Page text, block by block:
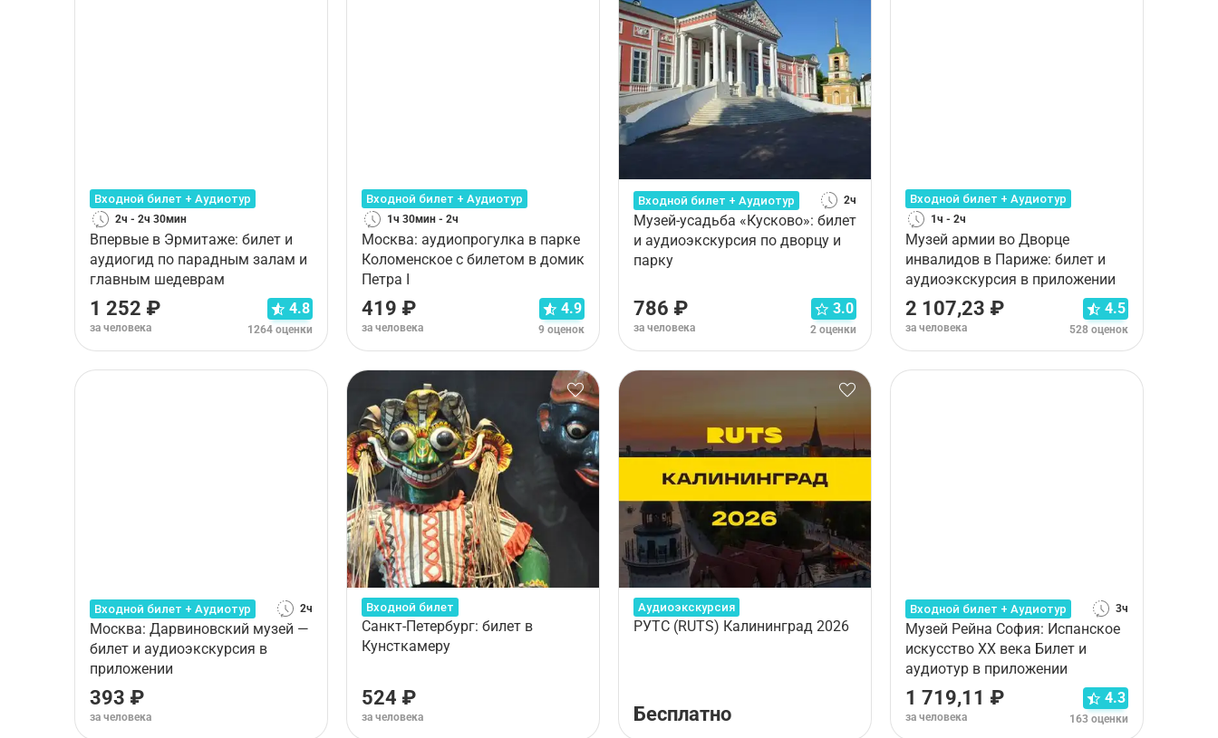
Входной билет + Аудиотур
2ч - 2ч 30мин
Впервые в Эрмитаже: билет и
аудиогид по парадным залам и
главным шедеврам
1 252 ₽
за человека
4.8
1264 оценки
Входной билет + Аудиотур
1ч 30мин - 2ч
Москва: аудиопрогулка в парке
Коломенское с билетом в домик
Петра I
419 ₽
за человека
4.9
9 оценок
Входной билет + Аудиотур 2ч
Музей-усадьба «Кусково»: билет
и аудиоэкскурсия по дворцу и
парку
786 ₽
за человека
3.0
2 оценки
Входной билет + Аудиотур
1ч - 2ч
Музей армии во Дворце
инвалидов в Париже: билет и
аудиоэкскурсия в приложении
2 107,23 ₽
за человека
4.5
528 оценок
Входной билет + Аудиотур 2ч
Москва: Дарвиновский музей —
билет и аудиоэкскурсия в
приложении
393 ₽
за человека
Входной билет
Санкт-Петербург: билет в
Кунсткамеру
524 ₽
за человека
Аудиоэкскурсия
РУТС (RUTS) Калининград 2026
Бесплатно
Входной билет + Аудиотур 3ч
Музей Рейна София: Испанское
искусство XX века Билет и
аудиотур в приложении
1 719,11 ₽
за человека
4.3
163 оценки